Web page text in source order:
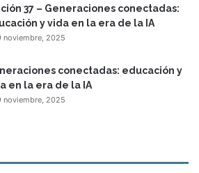
37 – Generaciones conectadas:
y vida en la era de la IA
noviembre, 2025
conectadas: educación y
en la era de la IA
noviembre, 2025